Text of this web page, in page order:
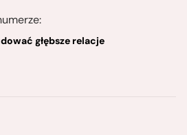
głębsze relacje